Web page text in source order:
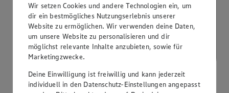
Wir setzen Cookies und andere Technologien ein, um
dir ein bestmögliches Nutzungserlebnis unserer
Website zu ermöglichen. Wir verwenden deine Daten,
um unsere Website zu personalisieren und dir
möglichst relevante Inhalte anzubieten, sowie für
Marketingzwecke.
Deine Einwilligung ist freiwillig und kann jederzeit
individuell in den Datenschutz-Einstellungen angepasst